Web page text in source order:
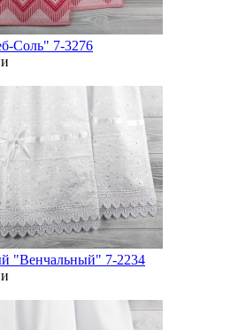
Соль" 7-3276
"Венчальный" 7-2234